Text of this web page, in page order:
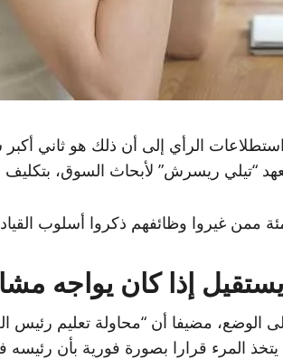
الرأي إلى أن ذلك هو ثاني
“تيلي ريسرش” لأبحاث السوق،
إذا كان يواجه
مضيفا أن “محاولة تعليم رئيس
المرء قرارا بصورة فورية بأن رئيسه